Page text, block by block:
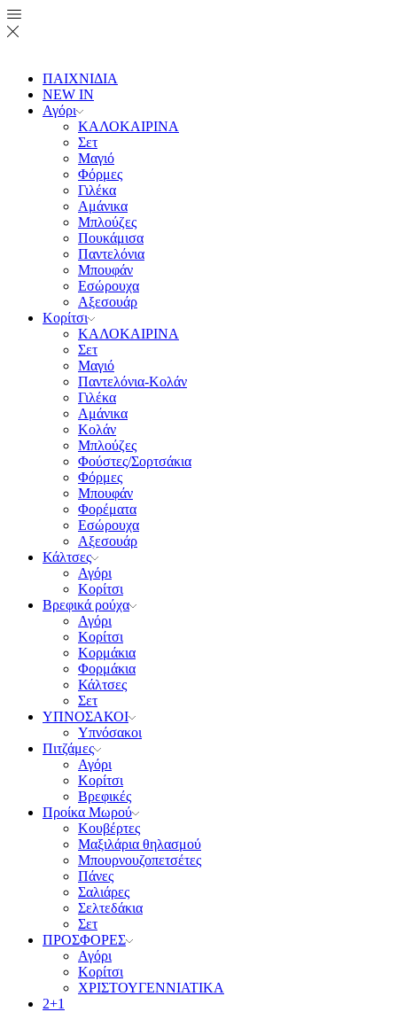
ΠΑΙΧΝΙΔΙΑ
NEW IN
Αγόρι
ΚΑΛΟΚΑΙΡΙΝΑ
Σετ
Μαγιό
Φόρμες
Γιλέκα
Αμάνικα
Μπλούζες
Πουκάμισα
Παντελόνια
Μπουφάν
Εσώρουχα
Αξεσουάρ
Κορίτσι
ΚΑΛΟΚΑΙΡΙΝΑ
Σετ
Μαγιό
Παντελόνια-Κολάν
Γιλέκα
Αμάνικα
Κολάν
Μπλούζες
Φούστες/Σορτσάκια
Φόρμες
Μπουφάν
Φορέματα
Εσώρουχα
Αξεσουάρ
Κάλτσες
Αγόρι
Κορίτσι
Βρεφικά ρούχα
Αγόρι
Κορίτσι
Κορμάκια
Φορμάκια
Κάλτσες
Σετ
ΥΠΝΟΣΑΚΟΙ
Υπνόσακοι
Πιτζάμες
Αγόρι
Κορίτσι
Βρεφικές
Προίκα Μωρού
Κουβέρτες
Μαξιλάρια θηλασμού
Μπουρνουζοπετσέτες
Πάνες
Σαλιάρες
Σελτεδάκια
Σετ
ΠΡΟΣΦΟΡΕΣ
Αγόρι
Κορίτσι
ΧΡΙΣΤΟΥΓΕΝΝΙΑΤΙΚΑ
2+1